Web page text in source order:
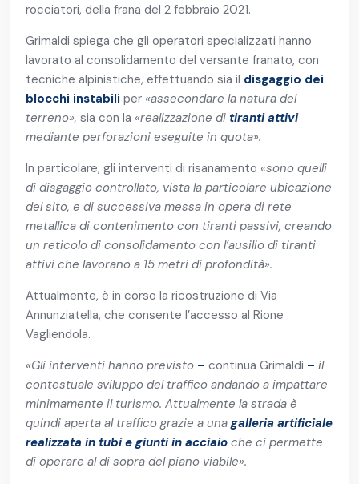
rocciatori, della frana del 2 febbraio 2021.
Grimaldi spiega che gli operatori specializzati hanno
lavorato al consolidamento del versante franato, con
tecniche alpinistiche, effettuando sia il disgaggio dei
blocchi instabili per «assecondare la natura del
terreno», sia con la «realizzazione di tiranti attivi
mediante perforazioni eseguite in quota».
In particolare, gli interventi di risanamento «sono quelli
di disgaggio controllato, vista la particolare ubicazione
del sito, e di successiva messa in opera di rete
metallica di contenimento con tiranti passivi, creando
un reticolo di consolidamento con l’ausilio di tiranti
attivi che lavorano a 15 metri di profondità».
Attualmente, è in corso la ricostruzione di Via
Annunziatella, che consente l’accesso al Rione
Vagliendola.
«Gli interventi hanno previsto – continua Grimaldi – il
contestuale sviluppo del traffico andando a impattare
minimamente il turismo. Attualmente la strada è
quindi aperta al traffico grazie a unagalleria artificiale
realizzata in tubi e giunti in acciaio che ci permette
di operare al di sopra del piano viabile».